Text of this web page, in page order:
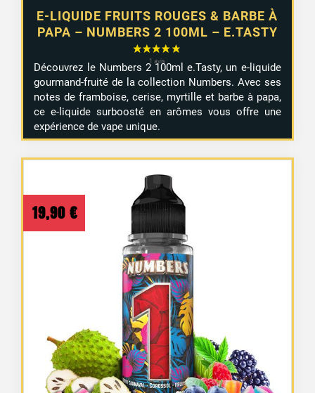
E-LIQUIDE FRUITS ROUGES & BARBE À
PAPA – NUMBERS 2 100ML – E.TASTY
Découvrez le Numbers 2 100ml e.Tasty, un e-liquide
gourmand-fruité de la collection Numbers. Avec ses
notes de framboise, cerise, myrtille et barbe à papa,
ce e-liquide surboosté en arômes vous offre une
expérience de vape unique.
19,90 €